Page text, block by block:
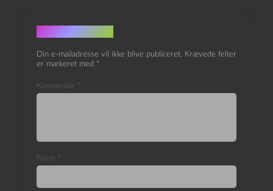
Skriv et svar
Din e-mailadresse vil ikke blive publiceret. Krævede felter
er markeret med *
Kommentar *
Navn *